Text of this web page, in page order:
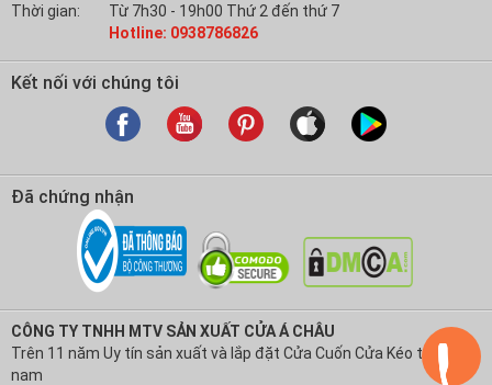
Thời gian:
Từ 7h30 - 19h00 Thứ 2 đến thứ 7
Hotline: 0938786826
Kết nối với chúng tôi
Đã chứng nhận
CÔNG TY TNHH MTV SẢN XUẤT CỬA Á CHÂU
Trên 11 năm Uy tín sản xuất và lắp đặt Cửa Cuốn Cửa Kéo tại Việt
nam